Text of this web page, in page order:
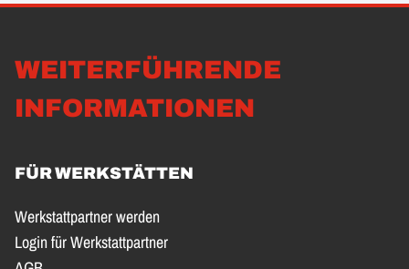
WEITERFÜHRENDE
INFORMATIONEN
FÜR WERKSTÄTTEN
Werkstattpartner werden
Login für Werkstattpartner